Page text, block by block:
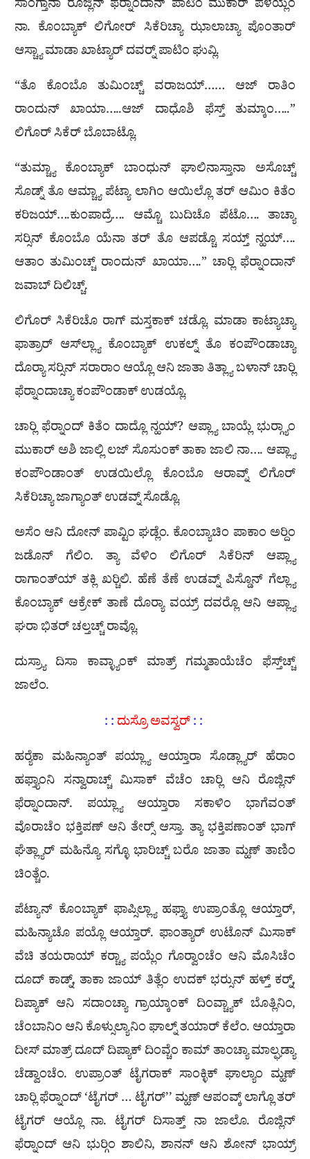
ಸಾಂಗ್ತಾನಾ ರೊಜ್ಲಿನ್ ಫೆರ‍್ನಾಂದಾನ್ ಪಾಟಿಂ ಮುಕಾರ್ ಪಳಯ್ಲೆಂ
ನಾ. ಕೊಂಬ್ಯಾಕ್ ಲಿಗೋರ್ ಸಿಕೆರಿಚ್ಯಾ ಝಾಲಾಚ್ಯಾ ಪೊಂತಾರ್
ಆಸ್ಚ್ಯಾ ಮಾಡಾ ಖಾಟ್ಯಾರ್ ದವರ‍್ನ್ ಪಾಟಿಂ ಘುವ್ಲಿ.
“ತೊ ಕೊಂಬೊ ತುಮಿಂಚ್ಚ್ ವರಾಜಯ್…… ಆಜ್ ರಾತಿಂ
ರಾಂದುನ್ ಖಾಯಾ…..ಆಜ್ ದಾಧೊಶಿ ಫೆಸ್ತ್ ತುಮ್ಕಾಂ…..”
ಲಿಗೊರ್ ಸಿಕೆರ್ ಬೊಬಾಟ್ಲೊ.
“ತುಮ್ಚ್ಯಾ ಕೊಂಬ್ಯಾಕ್ ಬಾಂಧುನ್ ಘಾಲಿನಾಸ್ತಾನಾ ಅಸೊಚ್ಚ್
ಸೊಡ್ನ್ ತೊ ಆಮ್ಚ್ಯಾ ಪೆಟ್ಯಾ ಲಾಗಿಂ ಆಯಿಲ್ಲೊ ತರ್ ಆಮಿಂ ಕಿತೆಂ
ಕರಿಜಯ್….ಕುಂಪಾದ್ರೆ…. ಆಮ್ಚೊ ಬುದಿಚೊ ಪೆಟೊ…. ತಾಚ್ಯಾ
ಸರ‍್ಸಿನ್ ಕೊಂಬೊ ಯೆನಾ ತರ್ ತೊ ಆಪಡ್ಚೊ ಸಯ್ತ್ ನ್ಹಯ್….
ಆತಾಂ ತುಮಿಂಚ್ಚ್ ರಾಂದುನ್ ಖಾಯಾ….” ಚಾರ‍್ಲಿ ಫೆರ‍್ನಾಂದಾನ್
ಜವಾಬ್ ದಿಲಿಚ್ಚ್.
ಲಿಗೊರ್ ಸಿಕೆರಿಚೊ ರಾಗ್ ಮಸ್ತಕಾಕ್ ಚಡ್ಲೊ. ಮಾಡಾ ಕಾಟ್ಯಾಚ್ಯಾ
ಫಾತ್ರಾರ್ ಆಸ್‌ಲ್ಲ್ಯಾ ಕೊಂಬ್ಯಾಕ್ ಉಕಲ್ನ್ ತೊ ಕಂಪೌಂಡಾಚ್ಯಾ
ದೊರ‍್ಯಾ ಸರ‍್ಸಿನ್ ಸರಾರಾಂ ಆಯ್ಲೊ ಆನಿ ಜಾತಾ ತಿತ್ಲ್ಯಾ ಬಳಾನ್ ಚಾರ‍್ಲಿ
ಫೆರ‍್ನಾಂದಾಚ್ಯಾ ಕಂಪೌಂಡಾಕ್ ಉಡಯ್ಲೊ.
ಚಾರ‍್ಲಿ ಫೆರ‍್ನಾಂದ್ ಕಿತೆಂ ದಾದ್ಲೊ ನ್ಹಯ್? ಆಪ್ಲ್ಯಾ ಬಾಯ್ಲೆ ಭುರ‍್ಗ್ಯಾಂ
ಮುಕಾರ್ ಅಶಿ ಜಾಲ್ಲಿ ಲಜ್ ಸೊಸುಂಕ್ ತಾಕಾ ಜಾಲಿ ನಾ…. ಆಪ್ಲ್ಯಾ
ಕಂಪೌಂಡಾಂತ್ ಉಡಯಿಲ್ಲೊ ಕೊಂಬೊ ಆರಾವ್ನ್ ಲಿಗೊರ್
ಸಿಕೆರಿಚ್ಯಾ ಜಾಗ್ಯಾಂತ್ ಉಡವ್ನ್ ಸೊಡ್ಲೊ.
ಅಸೆಂ ಆನಿ ದೋನ್ ಪಾವ್ಟಿಂ ಘಡ್ಲೆಂ. ಕೊಂಬ್ಯಾಚಿಂ ಪಾಕಾಂ ಅರ‍್ದಿಂ
ಜಡೊನ್ ಗೆಲಿಂ. ತ್ಯಾ ವೆಳಿಂ ಲಿಗೊರ್ ಸಿಕೆರಿನ್ ಆಪ್ಲ್ಯಾ
ರಾಗಾಂತ್‌ಯ್ ತಕ್ಲಿ ಖರ‍್ಚಿಲಿ. ಹೆಣೆ ತೆಣೆ ಉಡವ್ನ್ ಪಿಸ್ಡೊನ್ ಗೆಲ್ಲ್ಯಾ
ಕೊಂಬ್ಯಾಕ್ ಆಕ್ರೇಕ್ ತಾಣೆ ದೊರ‍್ಯಾ ವಯ್ರ್ ದವರ‍್ಲೊ ಆನಿ ಆಪ್ಲ್ಯಾ
ಘರಾ ಭಿತರ್ ಚಲ್ತಚ್ಚ್ ರಾವ್ಲೊ.
ದುಸ್ರ್ಯಾ ದಿಸಾ ಕಾವ್ಳ್ಯಾಂಕ್ ಮಾತ್ರ್ ಗಮ್ಮತಾಯೆಚೆಂ ಫೆಸ್ತ್‌ಚ್ಚ್
ಜಾಲೆಂ.
: : ದುಸ್ರೊ ಅವಸ್ವರ್: :
ಹರ‍್ಯೆಕಾ ಮಹಿನ್ಯಾಂತ್ ಪಯ್ಲ್ಯಾ ಆಯ್ತಾರಾ ಸೊಡ್ಲ್ಯಾರ್ ಹೆರಾಂ
ಹಫ್ತ್ಯಾಂನಿ ಸನ್ವಾರಾಚ್ಚ್ ಮಿಸಾಕ್ ವೆಚೆಂ ಚಾರ‍್ಲಿ ಆನಿ ರೊಜ್ಲಿನ್
ಫೆರ‍್ನಾಂದಾನ್. ಪಯ್ಲ್ಯಾ ಆಯ್ತಾರಾ ಸಕಾಳಿಂ ಭಾಗೆವಂತ್
ವೊರಾಚೆಂ ಭಕ್ತಿಪಣ್ ಆನಿ ತೇರ‍್ಸ್ ಆಸ್ತಾ. ತ್ಯಾ ಭಕ್ತಿಪಣಾಂತ್ ಭಾಗ್
ಘೆತ್ಲ್ಯಾರ್ ಮಹಿನ್ಯೊ ಸಗ್ಳೊ ಭಾರಿಚ್ಚ್ ಬರೊ ಜಾತಾ ಮ್ಹಣ್ ತಾಣಿಂ
ಚಿಂತ್ಚೆಂ.
ಪೆಟ್ಯಾನ್ ಕೊಂಬ್ಯಾಕ್ ಫಾಪ್ಸಿಲ್ಲ್ಯಾ ಹಫ್ತ್ಯಾ ಉಪ್ರಾಂತ್ಲೊ ಆಯ್ತಾರ್,
ಮಹಿನ್ಯಾಚೊ ಪಯ್ಲೊ ಆಯ್ತಾರ್. ಫಾಂತ್ಯಾರ್ ಉಟೊನ್ ಮಿಸಾಕ್
ವೆಚಿ ತಯರಾಯ್ ಕರ‍್ಚ್ಯಾ ಪಯ್ಲೆಂ ಗೊರ‍್ವಾಂಚೆಂ ಆನಿ ಮೊಸಿಚೆಂ
ದೂದ್ ಕಾಡ್ನ್, ತಾಕಾ ಜಾಯ್ ತಿತ್ಲೆಂ ಉದಕ್ ಭರ‍್ಸುನ್ ಹಳ್ತ್ ಕರ‍್ನ್,
ದಿಪ್ಯಾಕ್ ಆನಿ ಸದಾಂಚ್ಯಾ ಗ್ರಾಯ್ಕಾಂಕ್ ದಿಂವ್ಚ್ಯಾಕ್ ಬೊತ್ಲಿನಿಂ,
ಚೆಂಬಾನಿಂ ಆನಿ ಕೊಳ್ಸುಲ್ಯಾನಿಂ ಘಾಲ್ನ್ ತಯಾರ್ ಕೆಲೆಂ. ಆಯ್ತಾರಾ
ದೀಸ್ ಮಾತ್ರ್ ದೂದ್ ದಿಪ್ಯಾಕ್ ದಿಂವ್ಚೆಂ ಕಾಮ್ ತಾಂಚ್ಯಾ ಮಾಲ್ಘಡ್ಯಾ
ಚೆಡ್ವಾಂಚೆಂ. ಉಪ್ರಾಂತ್ ಟೈಗರಾಕ್ ಸಾಂಕ್ಳಿಕ್ ಘಾಲ್ಯಾಂ ಮ್ಹಣ್
ಚಾರ‍್ಲಿ ಫೆರ‍್ನಾಂದ್ ‘ಟೈಗರ್ … ಟೈಗರ್’’ ಮ್ಹಣ್ ಆಪಂವ್ಕ್ ಲಾಗ್ಲೊ ತರ್
ಟೈಗರ್ ಆಯ್ಲೊ ನಾ. ಟೈಗರ್ ದಿಸಾತ್ತ್ ನಾ ಜಾಲೊ. ರೊಜ್ಲಿನ್
ಫೆರ‍್ನಾಂದ್ ಆನಿ ಭುರ‍್ಗಿಂ ಶಾಲಿನಿ, ಶಾನನ್ ಆನಿ ಶೋನ್ ಭಾಯ್ರ್